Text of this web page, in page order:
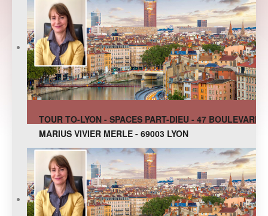
TOUR TO-LYON - SPACES PART-DIEU - 47 BOULEVARD
MARIUS VIVIER MERLE - 69003 LYON